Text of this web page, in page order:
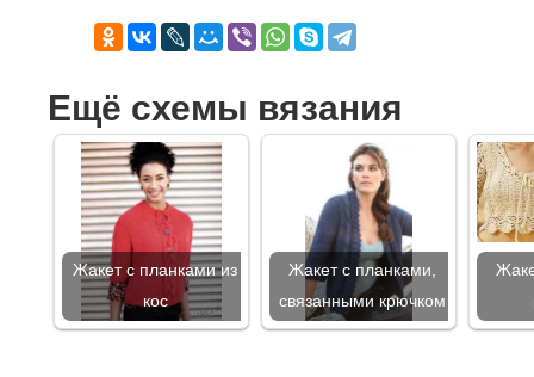
Ещё схемы вязания
Жакет с планками из
кос
Жакет с планками,
связанными крючком